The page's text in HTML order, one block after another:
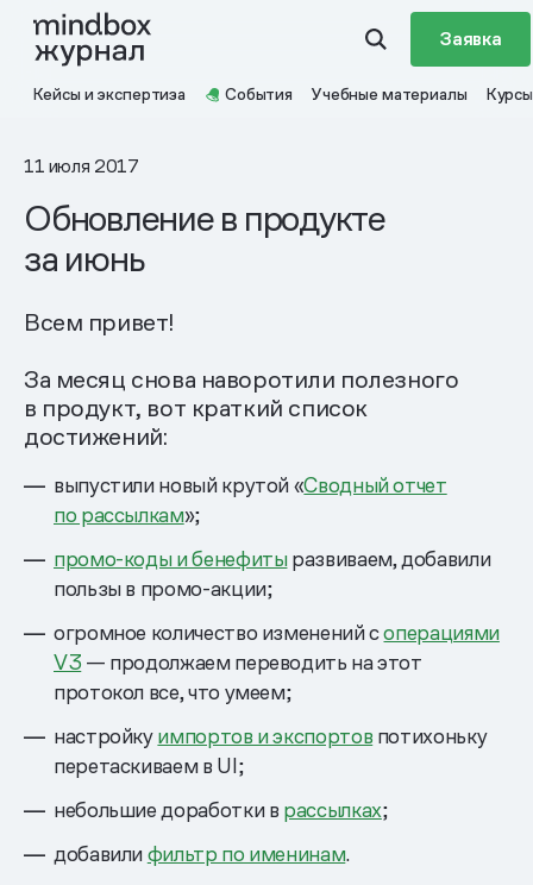
Заявка
Кейсы и экспертиза События Учебные материалы Курсы
11 июля 2017
Обновление в продукте
за июнь
Всем привет!
За месяц снова наворотили полезного
в продукт, вот краткий список
достижений:
выпустили новый крутой «Сводный отчет
по рассылкам»;
промо-коды и бенефитыразвиваем, добавили
пользы в промо-акции;
огромное количество изменений соперациями
V3 — продолжаем переводить на этот
протокол все, что умеем;
настройкуимпортов и экспортов потихоньку
перетаскиваем в UI;
небольшие доработки в рассылках;
добавилифильтр по именинам.